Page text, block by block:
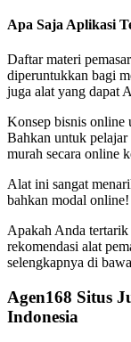
Apa Saja Aplikasi
Daftar materi
diperuntukkan bagi
juga alat yang dapat
Konsep bisnis online
Bahkan untuk pelajar
murah secara online
Alat ini sangat
bahkan modal
Apakah Anda
rekomendasi alat
selengkapnya di
Agen168 Situs
Indonesia